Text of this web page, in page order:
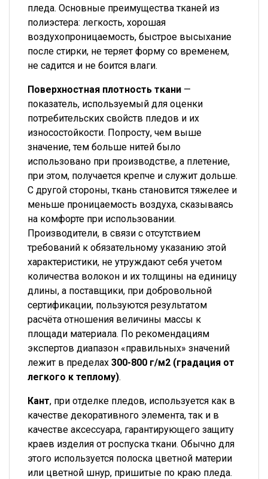
пледа. Основные преимущества тканей из
полиэстера: легкость, хорошая
воздухопроницаемость, быстрое высыхание
после стирки, не теряет форму со временем,
не садится и не боится влаги.
Поверхностная плотность ткани —
показатель, используемый для оценки
потребительских свойств пледов и их
износостойкости. Попросту, чем выше
значение, тем больше нитей было
использовано при производстве, а плетение,
при этом, получается крепче и служит дольше.
С другой стороны, ткань становится тяжелее и
меньше проницаемость воздуха, сказываясь
на комфорте при использовании.
Производители, в связи с отсутствием
требований к обязательному указанию этой
характеристики, не утруждают себя учетом
количества волокон и их толщины на единицу
длины, а поставщики, при добровольной
сертификации, пользуются результатом
расчёта отношения величины массы к
площади материала. По рекомендациям
экспертов диапазон «правильных» значений
лежит в пределах 300-800 г/м2 (градация от
легкого к теплому).
Кант, при отделке пледов, используется как в
качестве декоративного элемента, так и в
качестве аксессуара, гарантирующего защиту
краев изделия от роспуска ткани. Обычно для
этого используется полоска цветной материи
или цветной шнур, пришитые по краю пледа.